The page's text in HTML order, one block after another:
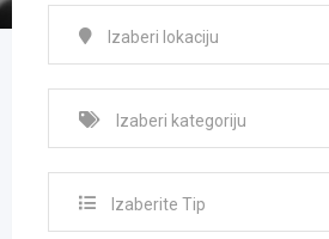
Izaberite Tip